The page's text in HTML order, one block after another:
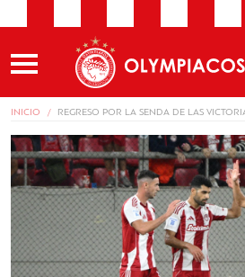
INICIO REGRESΟ POR LA SENDA DE LAS